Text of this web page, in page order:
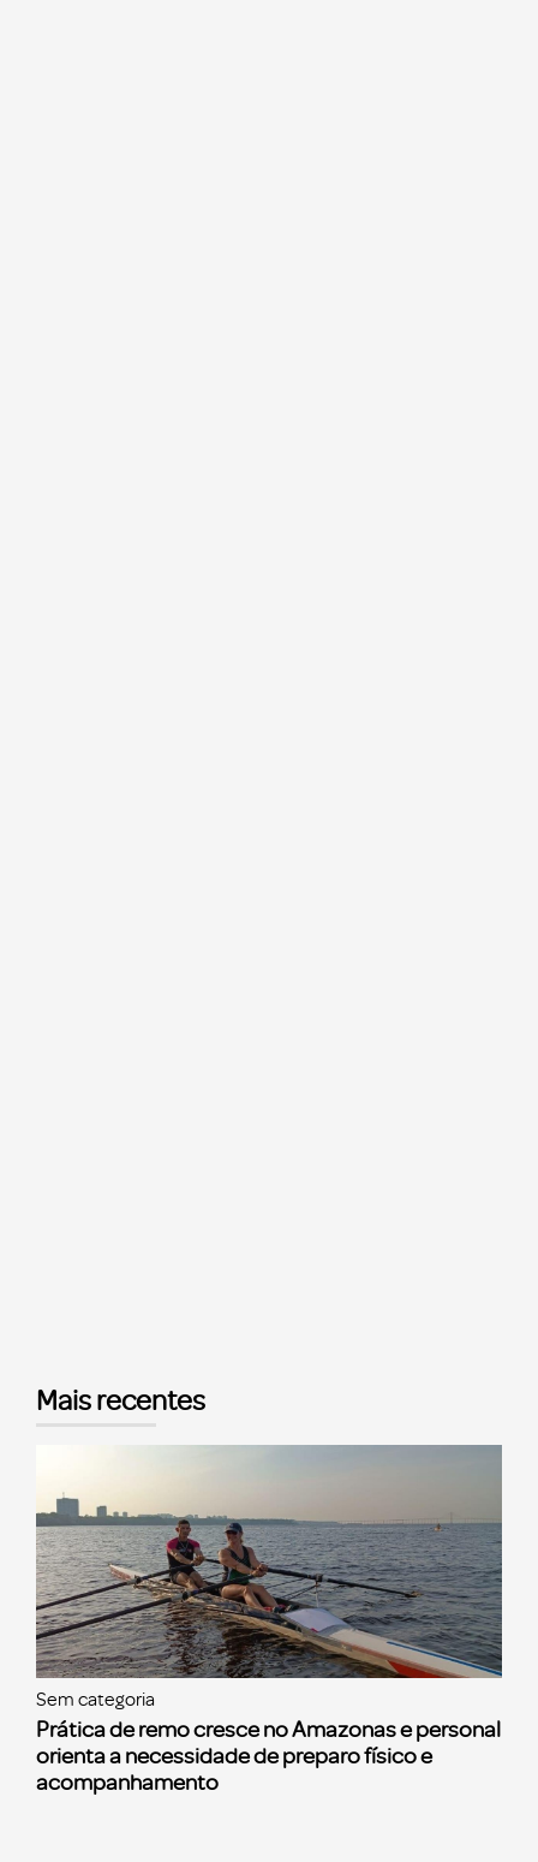
Mais recentes
Sem categoria
Prática de remo cresce no Amazonas e personal
orienta a necessidade de preparo físico e
acompanhamento